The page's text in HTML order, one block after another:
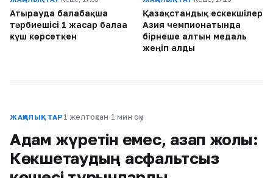
Атырауда балабақша
тәрбиешісі 1 жасар балаға
күш көрсеткен
Қазақстандық ескекшілер
Азия чемпионатында
бірнеше алтын медаль
жеңіп алды
ЖАҢАЛЫҚТАР 1 желтоқсан·1 мин оқу
Адам жүретін емес, азап жолы:
Көкшетаудың асфальтсыз